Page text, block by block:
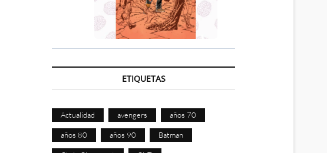
ETIQUETAS
Actualidad avengers años 70
años 80 años 90 Batman